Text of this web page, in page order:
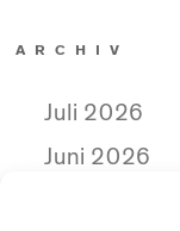
ARCHIV
Juli 2026
Juni 2026